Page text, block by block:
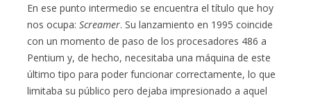
En ese punto intermedio se encuentra el título que hoy
nos ocupa:Screamer. Su lanzamiento en 1995 coincide
con un momento de paso de los procesadores 486 a
Pentium y, de hecho, necesitaba una máquina de este
último tipo para poder funcionar correctamente, lo que
limitaba su público pero dejaba impresionado a aquel